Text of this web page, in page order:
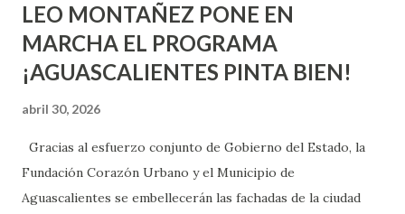
LEO MONTAÑEZ PONE EN
MARCHA EL PROGRAMA
¡AGUASCALIENTES PINTA BIEN!
abril 30, 2026
Gracias al esfuerzo conjunto de Gobierno del Estado, la
Fundación Corazón Urbano y el Municipio de
Aguascalientes se embellecerán las fachadas de la ciudad